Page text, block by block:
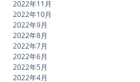
2022年11月
2022年10月
2022年9月
2022年8月
2022年7月
2022年6月
2022年5月
2022年4月